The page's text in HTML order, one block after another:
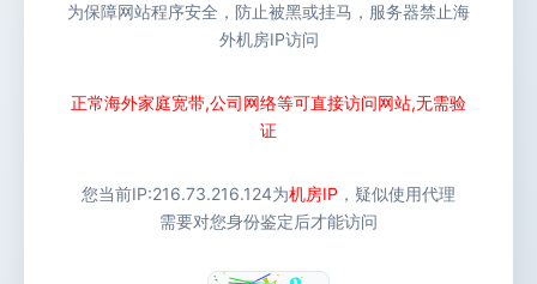
为保障网站程序安全，防止被黑或挂马，服务器禁止海
外机房IP访问
正常海外家庭宽带,公司网络等可直接访问网站,无需验
证
您当前IP:216.73.216.124为机房IP ，疑似使用代理
需要对您身份鉴定后才能访问